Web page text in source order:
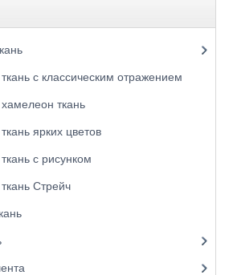
с классическим отражением
ткань
ярких цветов
с рисунком
Стрейч